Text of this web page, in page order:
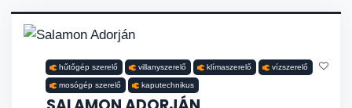
hűtőgép szerelő villanyszerelő klímaszerelő vízszerelő
mosógép szerelő kaputechnikus